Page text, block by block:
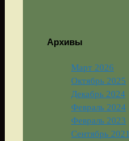
Архивы
Март 2026
Октябрь 2025
Декабрь 2024
Февраль 2024
Февраль 2023
Сентябрь 2021